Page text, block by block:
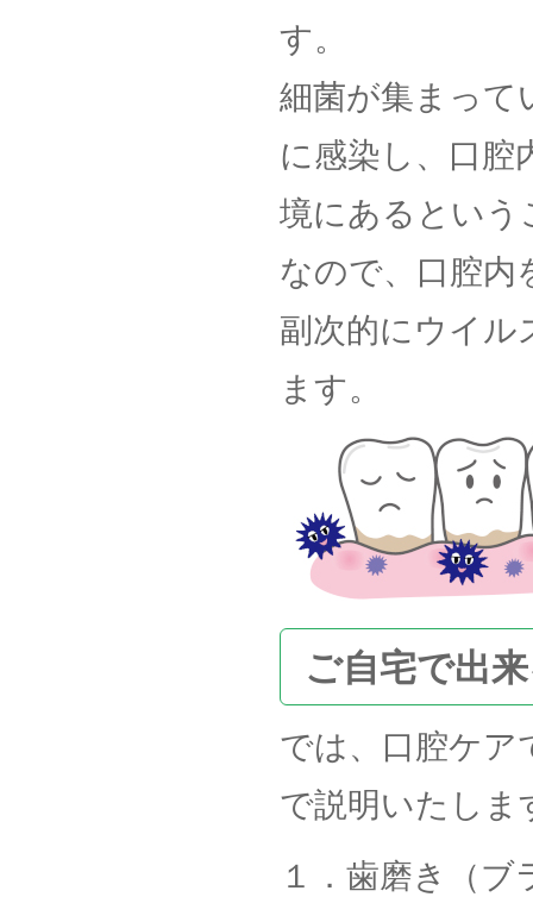
す。
細菌が集まって
に感染し、口腔
境にあるという
なので、口腔内
副次的にウイル
ます。
ご自宅で出
では、口腔ケア
で説明いたしま
１．歯磨き（ブ